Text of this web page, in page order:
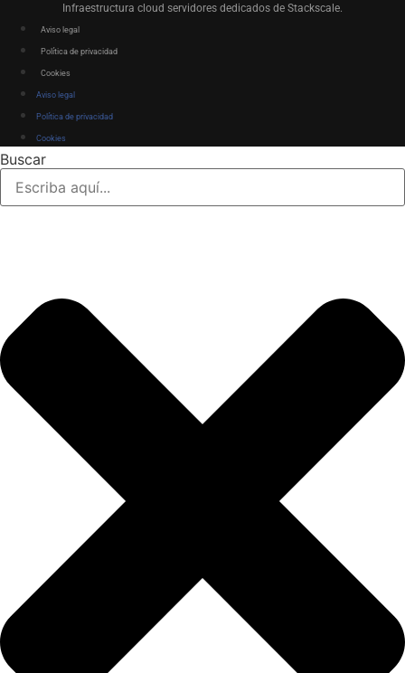
Infraestructura cloud servidores dedicados de Stackscale.
Aviso legal
Política de privacidad
Cookies
Aviso legal
Política de privacidad
Cookies
Buscar